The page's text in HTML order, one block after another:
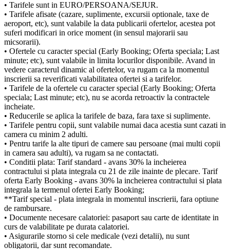
• Tarifele sunt in EURO/PERSOANA/SEJUR.
• Tarifele afisate (cazare, suplimente, excursii optionale, taxe de
aeroport, etc), sunt valabile la data publicarii ofertelor, acestea pot
suferi modificari in orice moment (in sensul majorarii sau
micsorarii).
• Ofertele cu caracter special (Early Booking; Oferta speciala; Last
minute; etc), sunt valabile in limita locurilor disponibile. Avand in
vedere caracterul dinamic al ofertelor, va rugam ca la momentul
inscrierii sa reverificati valabilitatea ofertei si a tarifelor.
• Tarifele de la ofertele cu caracter special (Early Booking; Oferta
speciala; Last minute; etc), nu se acorda retroactiv la contractele
incheiate.
• Reducerile se aplica la tarifele de baza, fara taxe si suplimente.
• Tarifele pentru copii, sunt valabile numai daca acestia sunt cazati in
camera cu minim 2 adulti.
• Pentru tarife la alte tipuri de camere sau persoane (mai multi copii
in camera sau adulti), va rugam sa ne contactati.
• Conditii plata: Tarif standard - avans 30% la incheierea
contractului si plata integrala cu 21 de zile inainte de plecare. Tarif
oferta Early Booking - avans 30% la incheierea contractului si plata
integrala la termenul ofertei Early Booking;
**Tarif special - plata integrala in momentul inscrierii, fara optiune
de rambursare.
• Documente necesare calatoriei: pasaport sau carte de identitate in
curs de valabilitate pe durata calatoriei.
• Asigurarile storno si cele medicale (vezi detalii), nu sunt
obligatorii, dar sunt recomandate.